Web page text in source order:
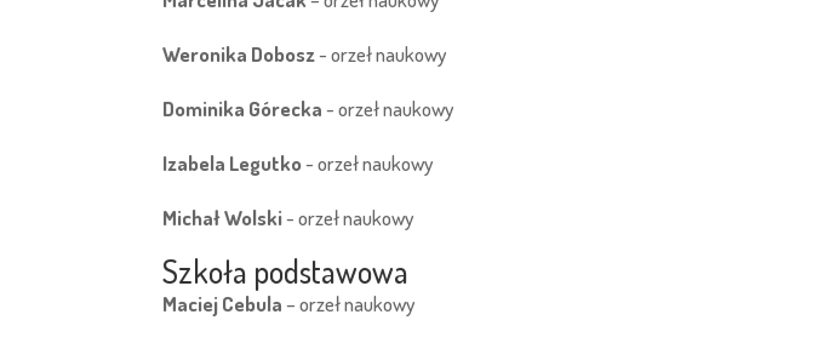
Weronika Dobosz- orzeł naukowy
Dominika Górecka- orzeł naukowy
Izabela Legutko- orzeł naukowy
Michał Wolski- orzeł naukowy
Szkoła podstawowa
Maciej Cebula– orzeł naukowy